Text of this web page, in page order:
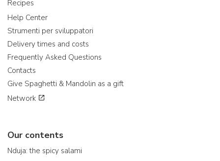
Recipes
Help Center
Strumenti per sviluppatori
Delivery times and costs
Frequently Asked Questions
Contacts
Give Spaghetti & Mandolin as a gift
Network
Our contents
Nduja: the spicy salami